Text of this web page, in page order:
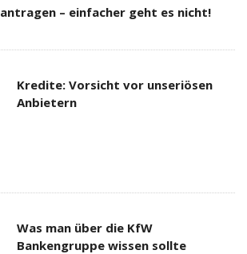
– einfacher geht es nicht!
Kredite: Vorsicht vor unseriösen
Anbietern
Was man über die KfW
Bankengruppe wissen sollte